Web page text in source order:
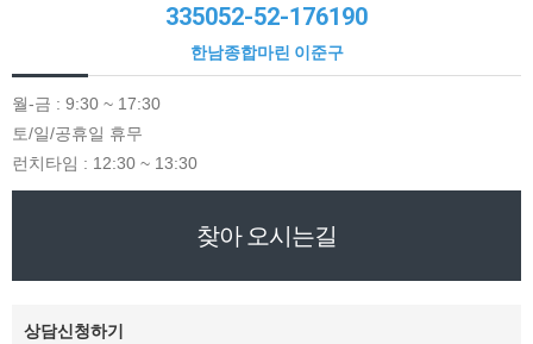
335052-52-176190
한남종합마린 이준구
월-금 : 9:30 ~ 17:30
토/일/공휴일 휴무
런치타임 : 12:30 ~ 13:30
찾아 오시는길
상담신청하기